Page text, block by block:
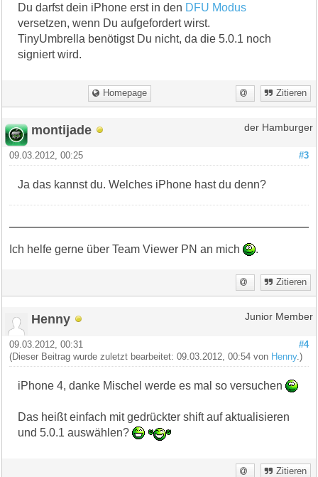
Du darfst dein iPhone erst in den DFU Modus
versetzen, wenn Du aufgefordert wirst.
TinyUmbrella benötigst Du nicht, da die 5.0.1 noch
signiert wird.
Homepage Zitieren
montijade der Hamburger
#3
09.03.2012, 00:25
Ja das kannst du. Welches iPhone hast du denn?
Ich helfe gerne über Team Viewer PN an mich .
Zitieren
Henny Junior Member
#4
09.03.2012, 00:31
(Dieser Beitrag wurde zuletzt bearbeitet: 09.03.2012, 00:54 von Henny.)
iPhone 4, danke Mischel werde es mal so versuchen
Das heißt einfach mit gedrückter shift auf aktualisieren
und 5.0.1 auswählen?
Zitieren